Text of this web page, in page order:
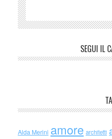
SEGUI IL
Alda Merini amore architetti